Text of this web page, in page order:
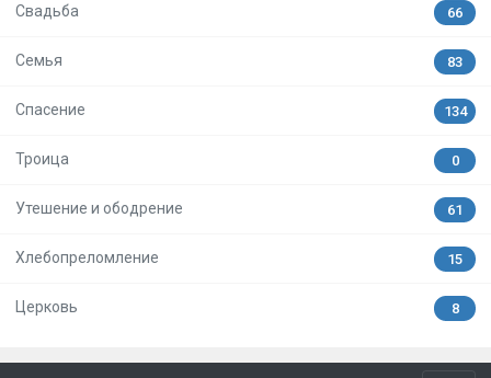
Свадьба 66
Семья 83
Спасение 134
Троица 0
Утешение и ободрение 61
Хлебопреломление 15
Церковь 8